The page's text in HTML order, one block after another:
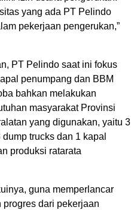
yang ada PT Pelindo
pekerjaan pengerukan,”
PT Pelindo saat ini fokus
penumpang dan BBM
bahkan melakukan
masyarakat Provinsi
yang digunakan, yaitu 3
trucks dan 1 kapal
produksi ratarata
guna memperlancar
dari pekerjaan